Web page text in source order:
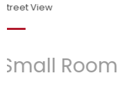
Charming
Superior Room